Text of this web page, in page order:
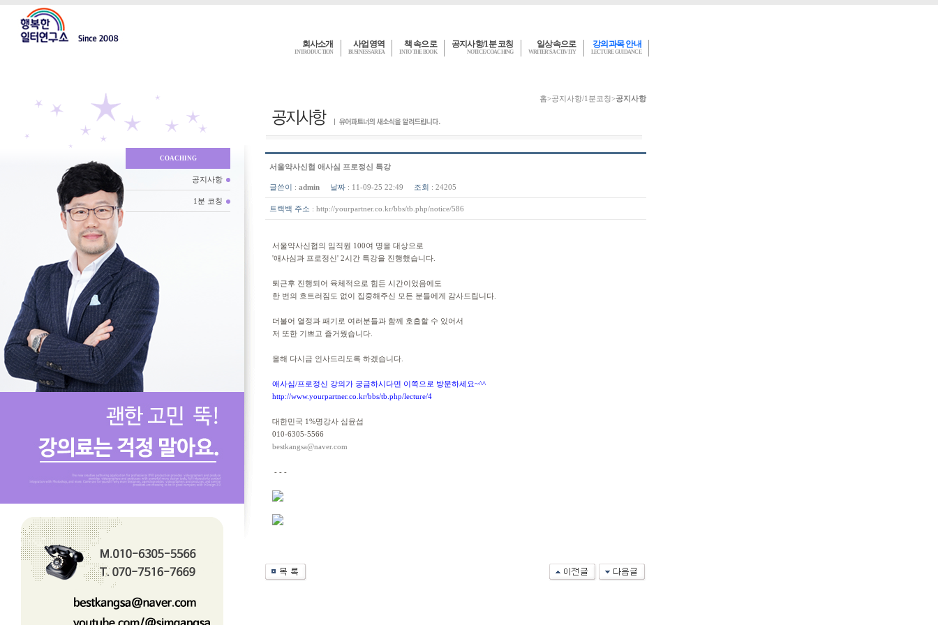
회사소개
INTRODUCTION
사업영역
BUSINESS AREA
책 속으로
INTO THE BOOK
공지사항/1분 코칭
NOTICE/COACHING
일상속으로
WRITER'S ACTIVITY
강의과목 안내
LECTURE GUIDANCE
COACHING
공지사항
1분 코칭
홈>공지사항/1분코칭>공지사항
서울약사신협 애사심 프로정신 특강
글쓴이 : admin 날짜 : 11-09-25 22:49 조회 : 24205
트랙백 주소 : http://yourpartner.co.kr/bbs/tb.php/notice/586
서울약사신협의 임직원 100여 명을 대상으로
'애사심과 프로정신' 2시간 특강을 진행했습니다.
퇴근후 진행되어 육체적으로 힘든 시간이었음에도
한 번의 흐트러짐도 없이 집중해주신 모든 분들에게 감사드립니다.
더불어 열정과 패기로 여러분들과 함께 호흡할 수 있어서
저 또한 기쁘고 즐거웠습니다.
올해 다시금 인사드리도록 하겠습니다.
애사심/프로정신 강의가 궁금하시다면 이쪽으로 방문하세요~^^
http://www.yourpartner.co.kr/bbs/tb.php/lecture/4
대한민국 1%명강사 심윤섭
010-6305-5566
bestkangsa@naver.com
- - -